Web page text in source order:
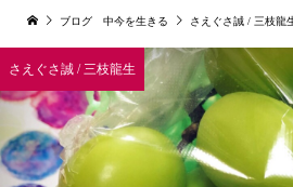
ブログ 中今を生きる さえぐさ誠 / 三枝龍
さえぐさ誠 / 三枝龍生